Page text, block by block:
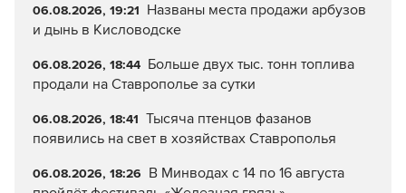
06.08.2026, 19:21 Названы места продажи арбузов
и дынь в Кисловодске
06.08.2026, 18:44 Больше двух тыс. тонн топлива
продали на Ставрополье за сутки
06.08.2026, 18:41 Тысяча птенцов фазанов
появились на свет в хозяйствах Ставрополья
06.08.2026, 18:26 В Минводах с 14 по 16 августа